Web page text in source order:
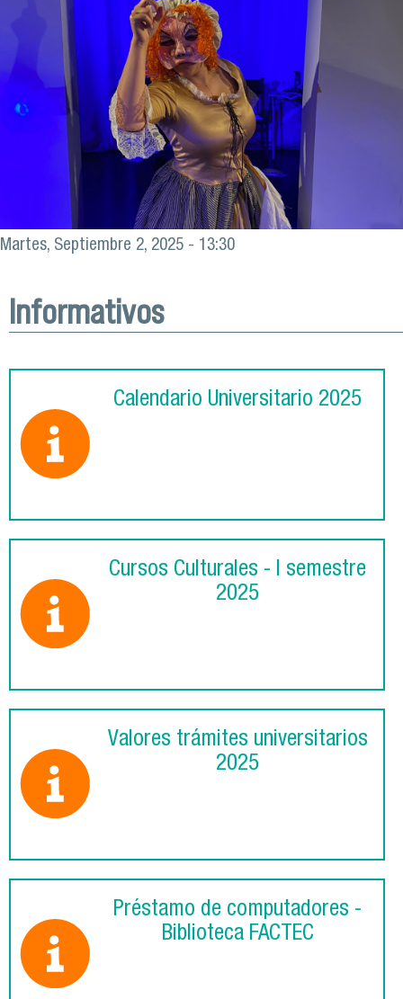
Martes, Septiembre 2, 2025 - 13:30
Informativos
Calendario Universitario 2025
Cursos Culturales - I semestre
2025
Valores trámites universitarios
2025
Préstamo de computadores -
Biblioteca FACTEC